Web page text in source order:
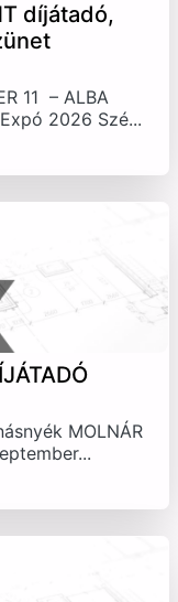
díjátadó,
11 – ALBA
2026 Szé...
MOLNÁR